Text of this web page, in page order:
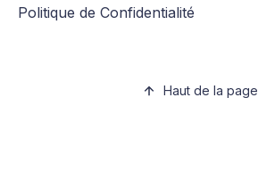
Politique de Confidentialité
Haut de la page